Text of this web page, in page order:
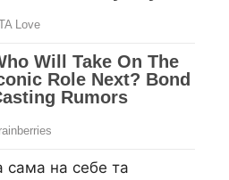
сама на себе та